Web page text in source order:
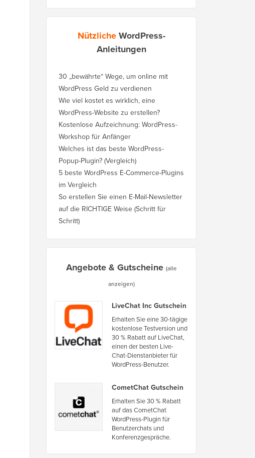
NützlicheWordPress-
Anleitungen
30 „bewährte“ Wege, um online mit
WordPress Geld zu verdienen
Wie viel kostet es wirklich, eine
WordPress-Website zu erstellen?
Kostenlose Aufzeichnung: WordPress-
Workshop für Anfänger
Welches ist das beste WordPress-
Popup-Plugin? (Vergleich)
5 beste WordPress E-Commerce-Plugins
im Vergleich
So erstellen Sie einen E-Mail-Newsletter
auf die RICHTIGE Weise (Schritt für
Schritt)
Angebote & Gutscheine (alle
anzeigen)
LiveChat Inc Gutschein
Erhalten Sie eine 30-tägige
kostenlose Testversion und
30 % Rabatt auf LiveChat,
einen der besten Live-
Chat-Dienstanbieter für
WordPress-Benutzer.
CometChat Gutschein
Erhalten Sie 30 % Rabatt
auf das CometChat
WordPress-Plugin für
Benutzerchats und
Konferenzgespräche.